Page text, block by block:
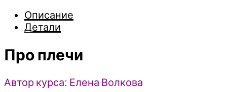
2021
Волкова
Описание
Детали
Про плечи
Автор курса: Елена Волкова